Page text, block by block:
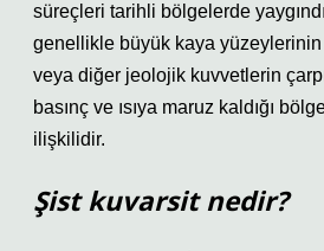
süreçleri tarihli bölgelerde
genellikle büyük kaya yüzeylerinin
veya diğer jeolojik kuvvetlerin
basınç ve ısıya maruz kaldığı
ilişkilidir.
Şist kuvarsit nedir?